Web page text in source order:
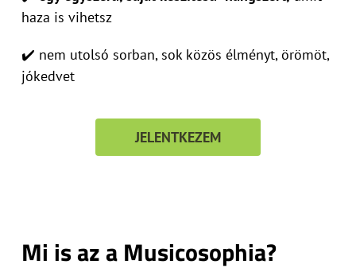
haza is vihetsz
✔️ nem utolsó sorban, sok közös élményt, örömöt,
jókedvet
JELENTKEZEM
Mi is az a Musicosophia?